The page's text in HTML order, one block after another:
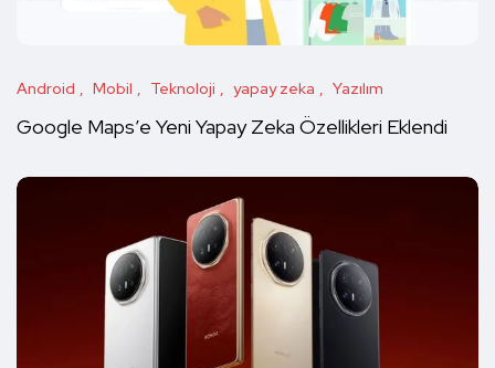
Android Mobil Teknoloji yapay zeka Yazılım
Google Maps’e Yeni Yapay Zeka Özellikleri Eklendi